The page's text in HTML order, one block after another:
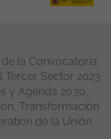
la Convocatoria
Sector 2023
y Agenda 2030,
Transformación
de la Unión